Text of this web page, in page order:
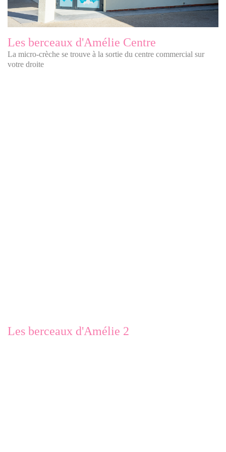
Les berceaux d'Amélie Centre
La micro-crèche se trouve à la sortie du centre commercial sur
votre droite
Les berceaux d'Amélie 2